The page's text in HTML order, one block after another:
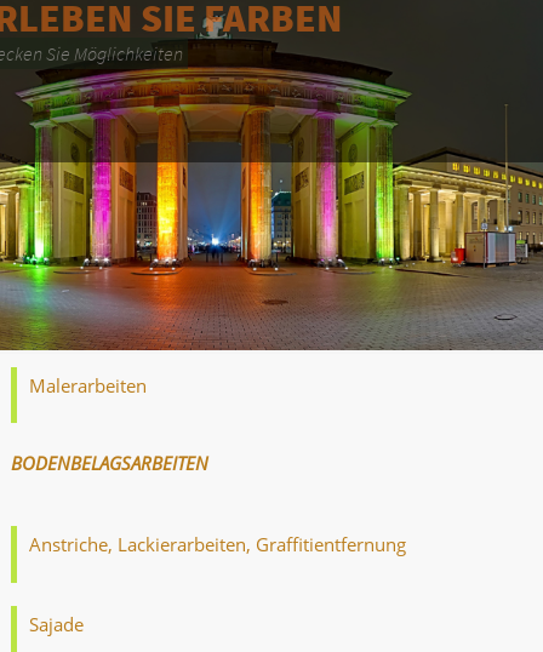
ERLEBEN SIE FARBEN
Entdecken Sie Möglichkeiten
Malerarbeiten
BODENBELAGSARBEITEN
Anstriche, Lackierarbeiten, Graffitientfernung
Sajade